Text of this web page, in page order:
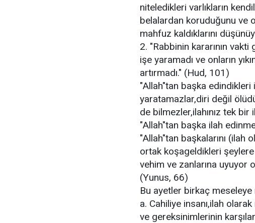
niteledikleri varlıkların
belalardan koruduğunu ve
mahfuz kaldıklarını
2. "Rabbinin kararının
işe yaramadı ve onların
artırmadı." (Hud, 101)
"Allah"tan başka edindikleri
yaratamazlar,diri değil
de bilmezler,ilahınız tek bir
"Allah"tan başka ilah
"Allah"tan başkalarını (ilah
ortak koşageldikleri
vehim ve zanlarına uyuyor
(Yunus, 66)
Bu ayetler birkaç meseleye
a. Cahiliye insanı,ilah
ve gereksinimlerinin